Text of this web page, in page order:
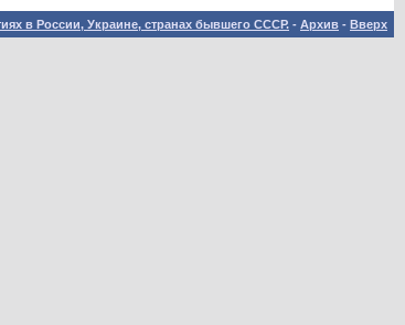
в России, Украине, странах бывшего СССР. - Архив - Вверх